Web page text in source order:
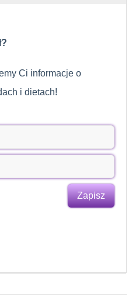
Ci informacje o
i dietach!